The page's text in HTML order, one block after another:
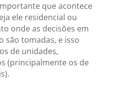
que acontece
ele residencial ou
onde as decisões em
são tomadas, e isso
de unidades,
(principalmente os de